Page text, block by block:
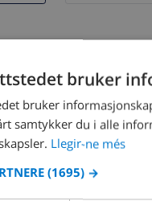
aldri bli delt med andre.
bruker
bruker
samtykker du i alle
Llegir-ne més
(1695) →